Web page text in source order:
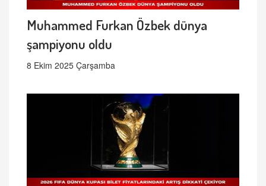
Muhammed Furkan Özbek dünya
şampiyonu oldu
8 Ekim 2025 Çarşamba